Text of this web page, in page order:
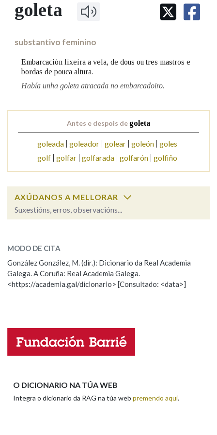
IDENTIDADE CORPORATIVA
MARCIAL DEL ADALID
FIGURAS HOMENAXEADAS
PRIMAVERA DAS LETRAS
Facebook
TwitterYoutubeInstagram
Bluesky
BUSCAR NOS LEMAS
Remata por
BUSCAR NO CONTIDO
Nas definicións
Nos exemplos
Na fraseoloxía
OUTRAS OPCIÓNS DE BUSCA
Pertence a
LIMPAR
goleta
substantivo feminino
Embarcación lixeira a vela, de dous ou tres mastros e
bordas de pouca altura.
Había unha goleta atracada no embarcadoiro.
Antes e despois degoleta
goleada goleador golear goleón goles
golf golfar golfarada golfarón golfiño
AXÚDANOS A MELLORAR
Suxestións, erros, observacións...
ESCOLLE UNHA OPCIÓN:
Observación Hai un erro na palabra
Propoño mellorar a definición
Nome
MODO DE CITA
González González, M. (dir.): Dicionario da Real Academia
Galega. A Coruña: Real Academia Galega.
<https://academia.gal/dicionario> [Consultado: <data>]
O DICIONARIO NA TÚA WEB
Integra o dicionario da RAG na túa web premendo aquí.